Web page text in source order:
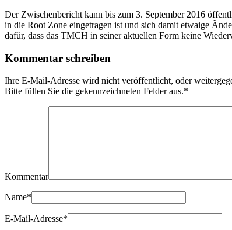
Der Zwischenbericht kann bis zum 3. September 2016
in die Root Zone eingetragen ist und sich damit etwaige
dafür, dass das TMCH in seiner aktuellen Form keine
Kommentar schreiben
Ihre E-Mail-Adresse wird nicht veröffentlicht, oder
Bitte füllen Sie die gekennzeichneten Felder aus.*
Kommentar
Name*
E-Mail-Adresse*